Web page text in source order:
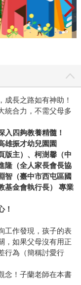
成長之路如有神助！
統合力，不需父母多
四夠教養精髓！
雄振才幼兒園園
版主）、柯澍馨（中
隆（全人家長會長協
智（臺中市西屯區國
基金會執行長） 專業
！
工作發現，孩子的表
，如果父母沒有用正
行為（簡稱討愛行
念！子蘭老師在本書